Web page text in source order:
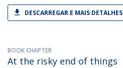
DESCARREGAR E MAIS DETALHES
BOOK CHAPTER
At the risky end of things